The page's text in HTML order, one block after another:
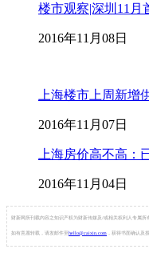
楼市观察|深圳11月
2016年11月08日
上海楼市上周新增
2016年11月07日
上海房价高不高：
2016年11月04日
财新网所刊载内容之知识产权为财新传媒及/或相关权利人专属所
如有意愿转载，请发邮件至 hello@caixin.com ，获得书面确认及